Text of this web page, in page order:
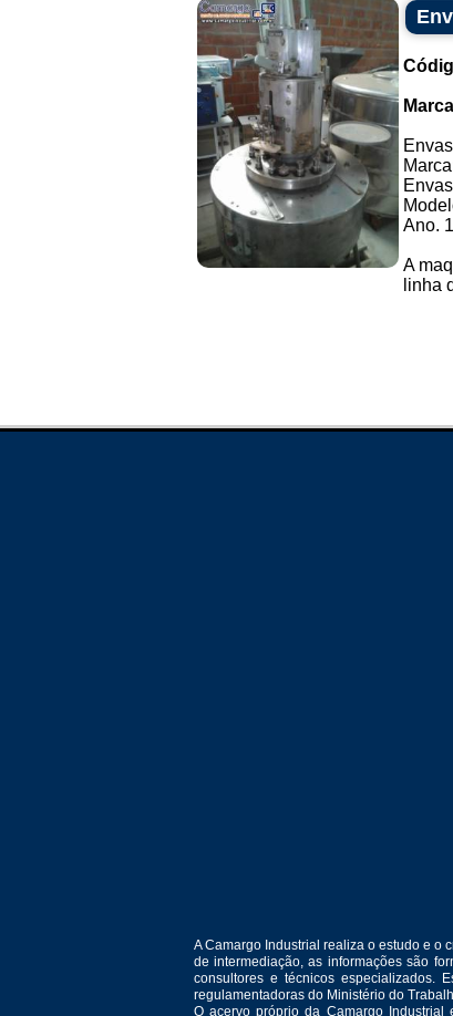
Ano.
A
linha
A Camargo Industrial realiza o estudo e o
de intermediação, as informações são
consultores e técnicos especializados.
regulamentadoras do Ministério do
O acervo próprio da Camargo